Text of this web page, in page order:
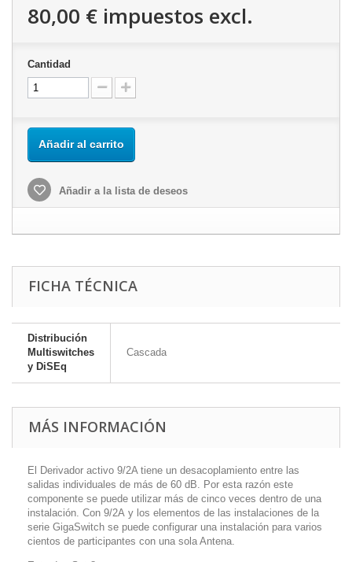
80,00 € impuestos excl.
Cantidad
Añadir al carrito
Añadir a la lista de deseos
FICHA TÉCNICA
Distribución
Multiswitches
y DiSEq
Cascada
MÁS INFORMACIÓN
El Derivador activo 9/2A tiene un desacoplamiento entre las
salidas individuales de más de 60 dB. Por esta razón este
componente se puede utilizar más de cinco veces dentro de una
instalación. Con 9/2A y los elementos de las instalaciones de la
serie GigaSwitch se puede configurar una instalación para varios
cientos de participantes con una sola Antena.